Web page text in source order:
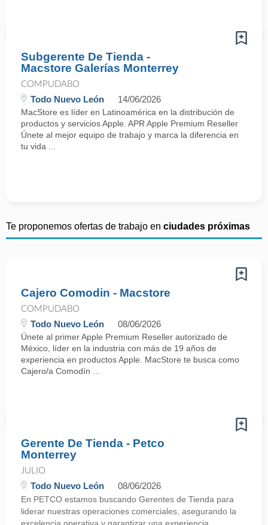
Subgerente De Tienda -
Macstore Galerías Monterrey
COMPUDABO
Todo Nuevo León 14/06/2026
MacStore es líder en Latinoamérica en la distribución de
productos y servicios Apple. APR Apple Premium Reseller
Únete al mejor equipo de trabajo y marca la diferencia en
tu vida ...
Te proponemos ofertas de trabajo en ciudades próximas
Cajero Comodin - Macstore
COMPUDABO
Todo Nuevo León 08/06/2026
Únete al primer Apple Premium Reseller autorizado de
México, líder en la industria con más de 19 años de
experiencia en productos Apple. MacStore te busca como
Cajero/a Comodín ...
Gerente De Tienda - Petco
Monterrey
JULIO
Todo Nuevo León 08/06/2026
En PETCO estamos buscando Gerentes de Tienda para
liderar nuestras operaciones comerciales, asegurando la